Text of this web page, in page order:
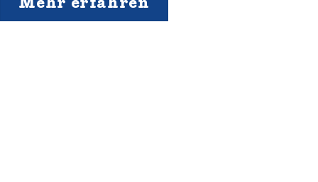
Mehr erfahren